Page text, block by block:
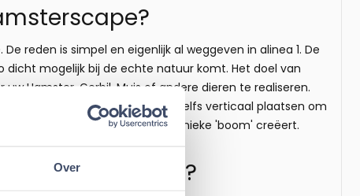
Over
De reden is simpel en eigenlijk al weggeven in alinea 1. De
dicht mogelijk bij de echte natuur komt. Het doel van
Hamster, Gerbil, Muis of andere dieren te realiseren.
twist kunt u de tunnel zelfs verticaal plaatsen om
te voegen, waarmee u een unieke 'boom' creëert.
of Konijn?